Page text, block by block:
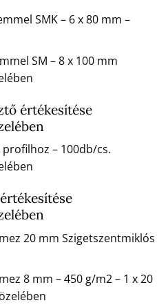
SMK – 6 x 80 mm –
SM – 8 x 100 mm
értékesítése
– 100db/cs.
20 mm Szigetszentmiklós
8 mm – 450 g/m2 – 1 x 20